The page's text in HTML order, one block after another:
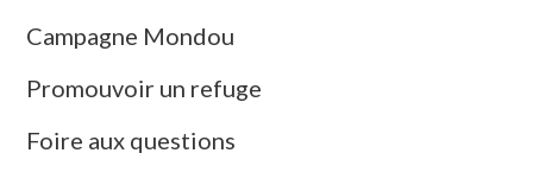
Campagne Mondou
Promouvoir un refuge
Foire aux questions